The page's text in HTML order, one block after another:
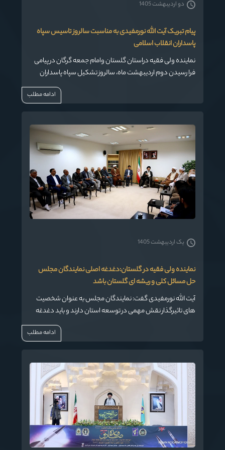
پیام تبریک آیت الله نورمفیدی به مناسبت سالروز تاسیس سپاه
پاسداران انقلاب اسلامی
نماینده ولی فقیه دراستان گلستان وامام جمعه گرگان در پیامی
فرا رسیدن دوم اردیبهشت ماه، سالروز تشکیل سپاه پاسداران
دو اردیبهشت 1405
ادامه مطلب
نماینده ولی فقیه در گلستان:دغدغه اصلی نمایندگان مجلس
حل مسائل کلی و ریشه ای گلستان باشد
آیت الله نورمفیدی گفت: نمایندگان مجلس به عنوان شخصیت
های تاثیرگذار نقش مهمی در توسعه استان دارند و باید دغدغه
یک اردیبهشت 1405
ادامه مطلب